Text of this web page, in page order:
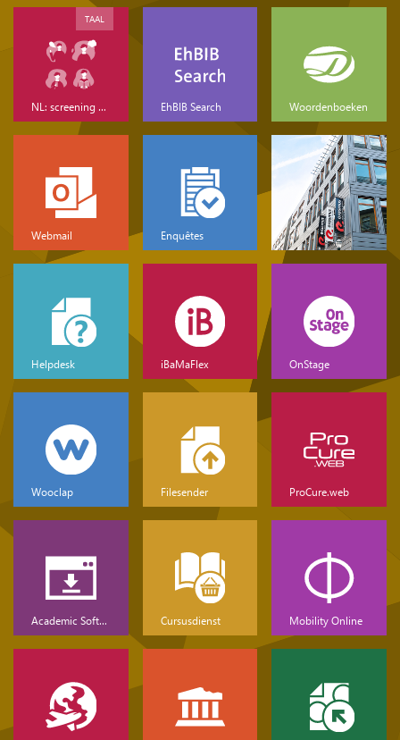
NL: screening & basis
TAAL
EhBIB Search Woordenboeken
Webmail Enquêtes
Helpdesk iBaMaFlex OnStage
Wooclap Filesender ProCure.web
Academic Software Cursusdienst Mobility Online